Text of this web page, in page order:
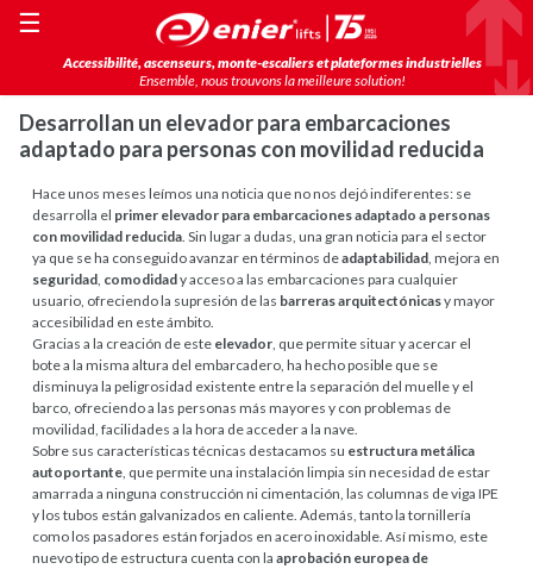
Accessibilité, ascenseurs, monte-escaliers et plateformes industrielles
Ensemble, nous trouvons la meilleure solution!
☰
Desarrollan un elevador para embarcaciones
adaptado para personas con movilidad reducida
Hace unos meses leímos una noticia que no nos dejó indiferentes: se
desarrolla el primer elevador para embarcaciones adaptado a personas
con movilidad reducida. Sin lugar a dudas, una gran noticia para el sector
ya que se ha conseguido avanzar en términos deadaptabilidad, mejora en
seguridad, comodidady acceso a las embarcaciones para cualquier
usuario, ofreciendo la supresión de las barreras arquitectónicasy mayor
accesibilidad en este ámbito.
Gracias a la creación de este elevador, que permite situar y acercar el
bote a la misma altura del embarcadero, ha hecho posible que se
disminuya la peligrosidad existente entre la separación del muelle y el
barco, ofreciendo a las personas más mayores y con problemas de
movilidad, facilidades a la hora de acceder a la nave.
Sobre sus características técnicas destacamos su estructura metálica
autoportante, que permite una instalación limpia sin necesidad de estar
amarrada a ninguna construcción ni cimentación, las columnas de viga IPE
y los tubos están galvanizados en caliente. Además, tanto la tornillería
como los pasadores están forjados en acero inoxidable. Así mismo, este
nuevo tipo de estructura cuenta con laaprobación europea de